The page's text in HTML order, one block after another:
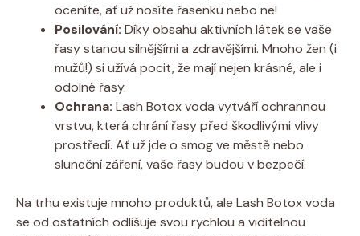
oceníte, ať už nosíte řasenku nebo ne!
Posilování: Díky obsahu aktivních látek se vaše
řasy stanou silnějšími a zdravějšími. Mnoho žen (i
mužů!) si užívá pocit, že mají nejen krásné, ale i
odolné řasy.
Ochrana: Lash Botox voda vytváří ochrannou
vrstvu, která chrání řasy před škodlivými vlivy
prostředí. Ať už jde o smog ve městě nebo
sluneční záření, vaše řasy budou v bezpečí.
Na trhu existuje mnoho produktů, ale Lash Botox voda
se od ostatních odlišuje svou rychlou a viditelnou